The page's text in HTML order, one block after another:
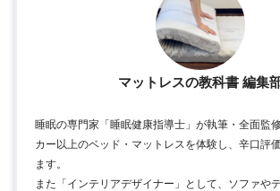
マットレスの教科書 編集
睡眠の専門家「睡眠健康指導士」が執筆・全面監
カー以上のベッド・マットレスを体験し、辛口評
ます。
また「インテリアデザイナー」として、ソファや